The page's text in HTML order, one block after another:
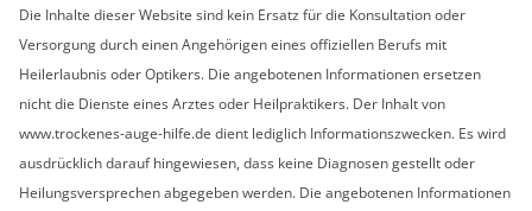
v
Die Inhalte dieser Website sind kein Ersatz für die Konsultation oder
Versorgung durch einen Angehörigen eines offiziellen Berufs mit
Heilerlaubnis oder Optikers. Die angebotenen Informationen ersetzen
nicht die Dienste eines Arztes oder Heilpraktikers. Der Inhalt von
www.trockenes-auge-hilfe.de dient lediglich Informationszwecken. Es wird
ausdrücklich darauf hingewiesen, dass keine Diagnosen gestellt oder
Heilungsversprechen abgegeben werden. Die angebotenen Informationen